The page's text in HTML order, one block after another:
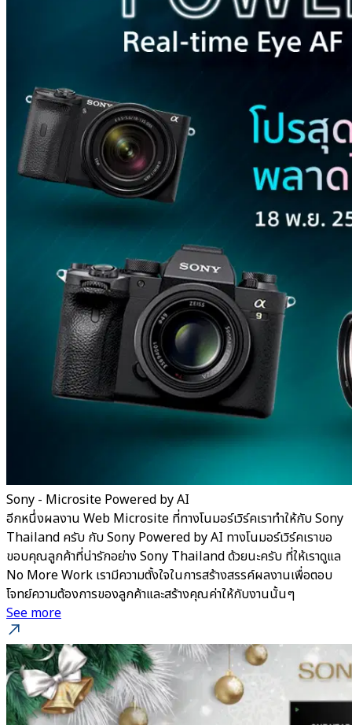
Sony - Microsite Powered by AI
อีกหนึ่งผลงาน Web Microsite ที่ทางโนมอร์เวิร์คเราทำให้กับ Sony
Thailand ครับ กับ Sony Powered by AI ทางโนมอร์เวิร์คเราขอ
ขอบคุณลูกค้าที่น่ารักอย่าง Sony Thailand ด้วยนะครับ ที่ให้เราดูแล
No More Work เรามีความตั้งใจในการสร้างสรรค์ผลงานเพื่อตอบ
โจทย์ความต้องการของลูกค้าและสร้างคุณค่าให้กับงานนั้นๆ
See more